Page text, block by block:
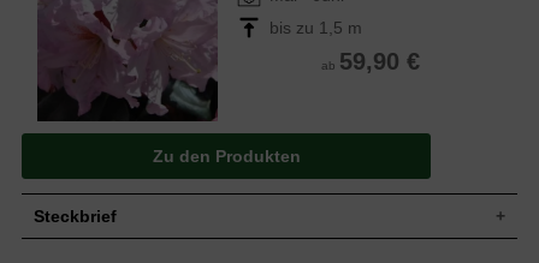
bis zu 1,5 m
ab 59,90 €
Zu den Produkten
Steckbrief